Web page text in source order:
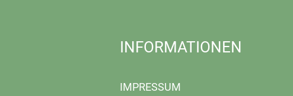
INFORMATIONEN
IMPRESSUM